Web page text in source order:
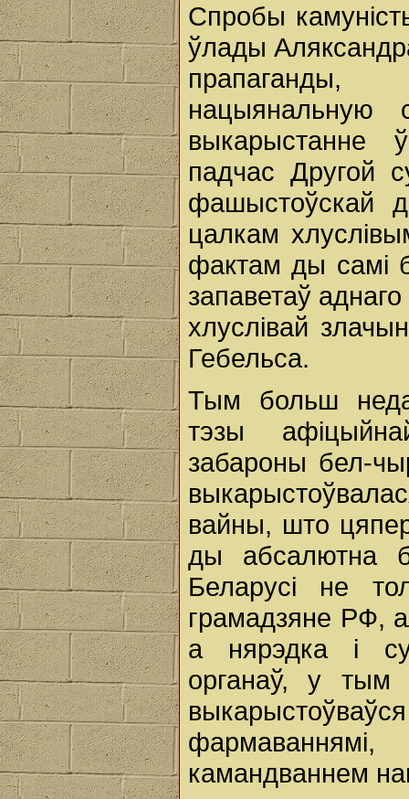
Спробы
ўлады
прапаганды,
нацыянальную
выкарыстанне
падчас Другой
фашыстоўскай
цалкам
фактам ды самі
запаветаў
хлуслівай
Гебельса.
Тым больш
тэзы
забароны бел-
вайны, што
ды абсалютна
Беларусі не
грамадзяне РФ,
а нярэдка і
органаў, у
камандваннем